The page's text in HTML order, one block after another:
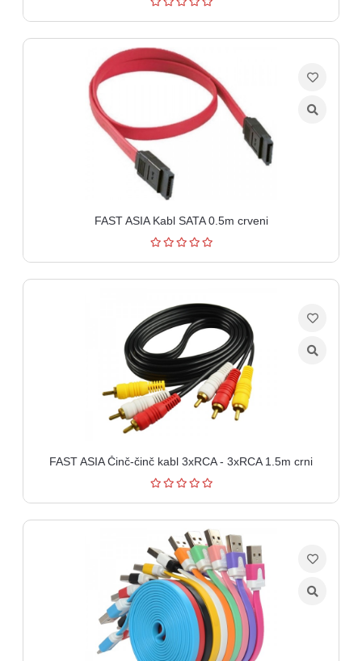
FAST ASIA Kabl SATA 0.5m crveni
FAST ASIA Činč-činč kabl 3xRCA - 3xRCA 1.5m crni